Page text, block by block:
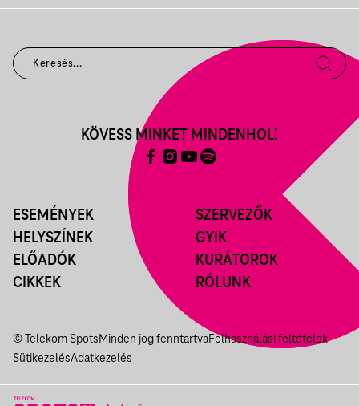
ESEMÉNYEK
HELYSZÍNEK
ELŐADÓK
CIKKEK
SZERVEZŐK
GYIK
KURÁTOROK
RÓLUNK
KÖVESS MINKET MINDENHOL!
© Telekom SpotsMinden jog fenntartvaFelhasználási feltételek
SütikezelésAdatkezelés